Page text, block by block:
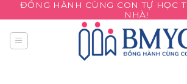
to
content
ĐỒNG HÀNH CÙNG CON TỰ HỌC
NHÀ!